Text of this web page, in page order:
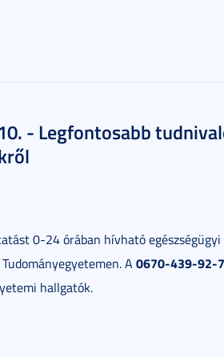
- Legfontosabb
0-24 órában hívható
A 0670-439-92-
hallgatók.